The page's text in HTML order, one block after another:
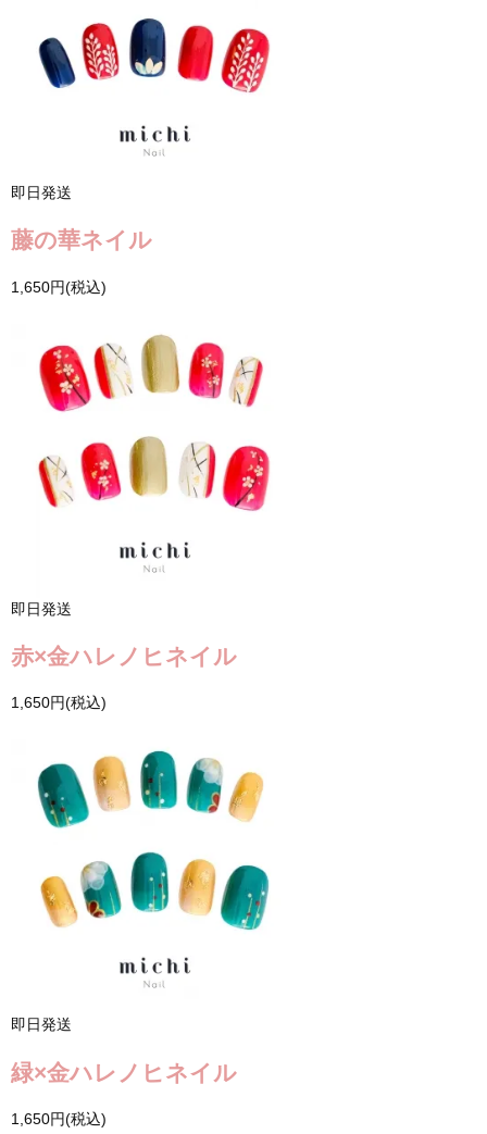
即日発送
藤の華ネイル
1,650円(税込)
即日発送
赤×金ハレノヒネイル
1,650円(税込)
即日発送
緑×金ハレノヒネイル
1,650円(税込)